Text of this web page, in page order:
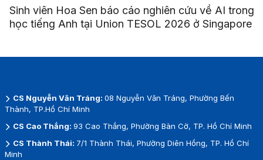
Sinh viên Hoa Sen báo cáo nghiên cứu về AI trong
học tiếng Anh tại Union TESOL 2026 ở Singapore
CS Nguyễn Văn Tráng: 08 Nguyễn Văn Tráng, Phường Bến
Thành, TP.Hồ Chí Minh
CS Cao Thắng: 93 Cao Thắng, Phường Bàn Cờ, TP. Hồ Chí Minh
CS Thành Thái: 7/1 Thành Thái, Phường Diên Hồng, TP. Hồ Chí
Minh